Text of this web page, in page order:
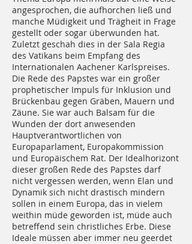
angesprochen, die aufhorchen ließ und
manche Müdigkeit und Trägheit in Frage
gestellt oder sogar überwunden hat.
Zuletzt geschah dies in der Sala Regia
des Vatikans beim Empfang des
Internationalen Aachener Karlspreises.
Die Rede des Papstes war ein großer
prophetischer Impuls für Inklusion und
Brückenbau gegen Gräben, Mauern und
Zäune. Sie war auch Balsam für die
Wunden der dort anwesenden
Hauptverantwortlichen von
Europaparlament, Europakommission
und Europäischem Rat. Der Idealhorizont
dieser großen Rede des Papstes darf
nicht vergessen werden, wenn Elan und
Dynamik sich nicht drastisch mindern
sollen in einem Europa, das in vielem
weithin müde geworden ist, müde auch
betreffend sein christliches Erbe. Diese
Ideale müssen aber immer neu geerdet